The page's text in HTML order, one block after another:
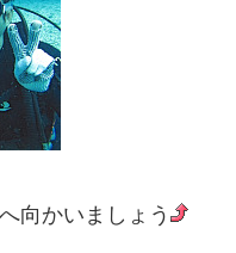
向かいましょう